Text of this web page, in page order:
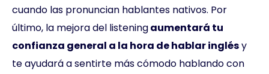
cuando las pronuncian hablantes nativos. Por
último, la mejora del listeningaumentará tu
confianza general a la hora de hablar inglésy
te ayudará a sentirte más cómodo hablando con